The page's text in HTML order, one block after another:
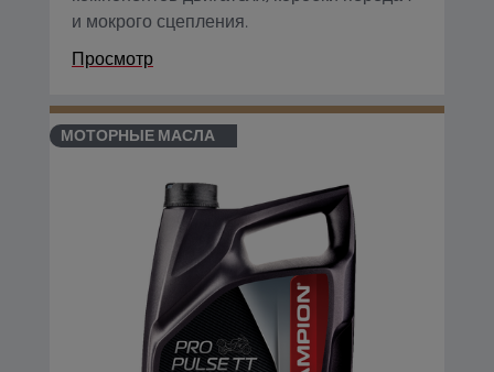
и мокрого сцепления.
Просмотр
МОТОРНЫЕ МАСЛА